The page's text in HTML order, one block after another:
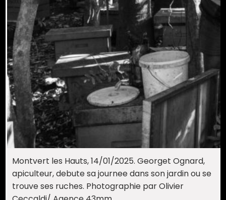
Montvert les Hauts, 14/01/2025. Georget Ognard,
apiculteur, debute sa journee dans son jardin ou se
trouve ses ruches. Photographie par Olivier